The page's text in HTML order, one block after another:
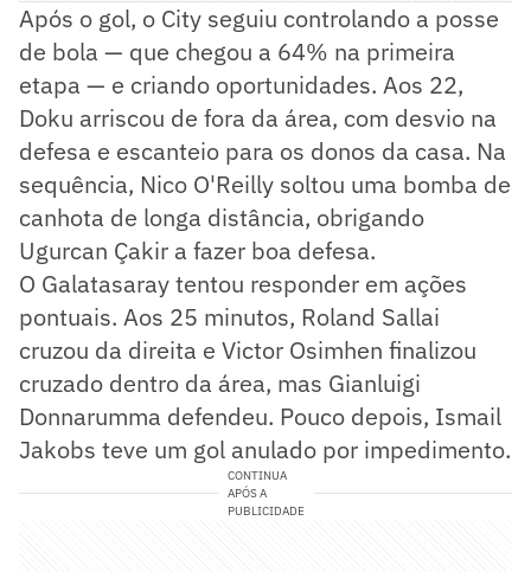
Após o gol, o City seguiu controlando a posse
de bola — que chegou a 64% na primeira
etapa — e criando oportunidades. Aos 22,
Doku arriscou de fora da área, com desvio na
defesa e escanteio para os donos da casa. Na
sequência, Nico O'Reilly soltou uma bomba de
canhota de longa distância, obrigando
Ugurcan Çakir a fazer boa defesa.
O Galatasaray tentou responder em ações
pontuais. Aos 25 minutos, Roland Sallai
cruzou da direita e Victor Osimhen finalizou
cruzado dentro da área, mas Gianluigi
Donnarumma defendeu. Pouco depois, Ismail
Jakobs teve um gol anulado por impedimento.
CONTINUA
APÓS A
PUBLICIDADE